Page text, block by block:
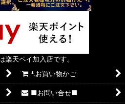
楽天ペイ加入店です。
*.お買い物かご
■お問い合せ■